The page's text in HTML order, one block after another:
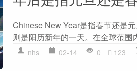
Chinese New Year是指春节还是
则是阳历新年的一天。在全球范
nhs 02-14 0 123